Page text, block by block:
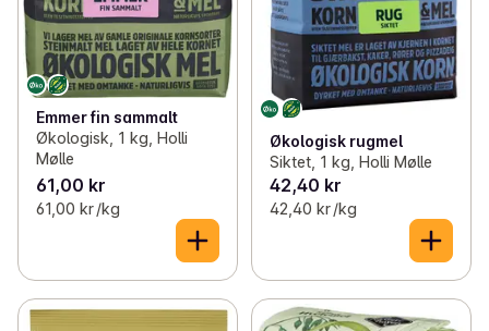
Emmer fin sammalt
Økologisk, 1 kg, Holli
Mølle
61,00 kr
61,00 kr /kg
Økologisk rugmel
Siktet, 1 kg, Holli Mølle
42,40 kr
42,40 kr /kg